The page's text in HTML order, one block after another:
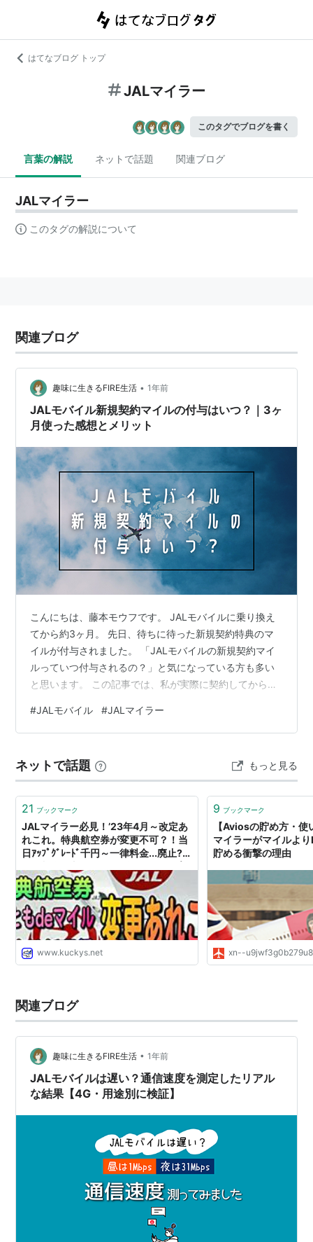
はてなブログ トップ
JALマイラー
このタグでブログを書く
言葉の解説 ネットで話題 関連ブログ
JALマイラー
このタグの解説について
関連ブログ
趣味に生きるFIRE生活 • 1年前
JALモバイル新規契約マイルの付与はいつ？｜3ヶ
月使った感想とメリット
こんにちは、藤本モウフです。 JALモバイルに乗り換え
てから約3ヶ月。 先日、待ちに待った新規契約特典のマ
イルが付与されました。 「JALモバイルの新規契約マイ
ルっていつ付与されるの？」と気になっている方も多い
と思います。 この記事では、私が実際に契約してからマ
ット・使い心地を正直にレビューします。
moufulog.com JALモバイル新規契約マイルは翌月末に付
てわかったメリット・デメリット JALカード会員限定！
JALモバイル契約でマイルがもらえるキャンペーン情報
JALモバイル新…
#JALモバイル #JALマイラー
ネットで話題 もっと見る
21 ブックマーク
JALマイラー必見！’23年4月～改定あ
れこれ。特典航空券が変更不可？！当
日ｱｯﾌﾟｸﾞﾚｰﾄﾞ千円～一律料金...廃止?!
1000％還元お祭り案件?! - 独りぼっ
ちのお気楽マイル道 ANA SFC 思想”た
まには贅沢もいいじゃない？”
www.kuckys.net
9 ブックマーク
【Aviosの貯め方・
マイラーがマイルよ
貯める衝撃の理由
xn--
関連ブログ
趣味に生きるFIRE生活 • 1年前
JALモバイルは遅い？通信速度を測定したリアル
な結果【4G・用途別に検証】